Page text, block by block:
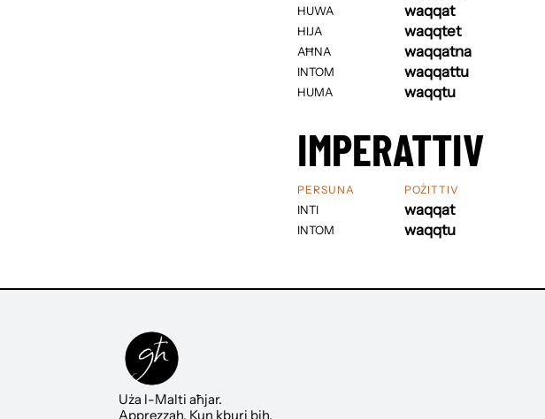
HUWA
HIJA
AĦNA
INTOM
HUMA
waqqat
waqqtet
waqqatna
waqqattu
waqqtu
IMPERATTIV
PERSUNA
INTI
INTOM
POŻITTIV
waqqat
waqqtu
Uża l-Malti aħjar.
Apprezzah. Kun kburi bih.